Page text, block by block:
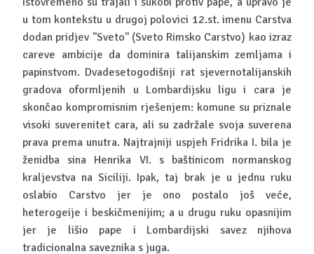
u tom kontekstu u drugoj polovici 12.st. imenu Carstva
dodan pridjev ''Sveto'' (Sveto Rimsko Carstvo) kao izraz
careve ambicije da dominira talijanskim zemljama i
papinstvom. Dvadesetogodišnji rat sjevernotalijanskih
gradova oformljenih u Lombardijsku ligu i cara je
skončao kompromisnim rješenjem: komune su priznale
visoki suverenitet cara, ali su zadržale svoja suverena
prava prema unutra. Najtrajniji uspjeh Fridrika I. bila je
ženidba sina Henrika VI. s baštinicom normanskog
kraljevstva na Siciliji. Ipak, taj brak je u jednu ruku
oslabio Carstvo jer je ono postalo još veće,
heterogeije i beskičmenijim; a u drugu ruku opasnijim
jer je lišio pape i Lombardijski savez njihova
tradicionalna saveznika s juga.